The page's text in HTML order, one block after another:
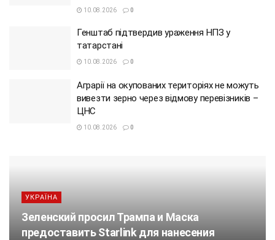
10.08.2026 0
Генштаб підтвердив ураження НПЗ у
татарстані
10.08.2026 0
Аграрії на окупованих територіях не можуть
вивезти зерно через відмову перевізників –
ЦНС
10.08.2026 0
УКРАЇНА
Зеленский просил Трампа и Маска
предоставить Starlink для нанесения